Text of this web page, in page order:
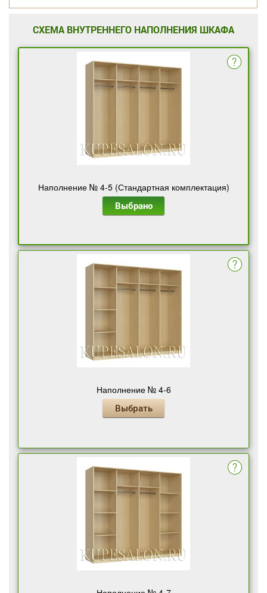
СХЕМА ВНУТРЕННЕГО НАПОЛНЕНИЯ ШКАФА
Наполнение № 4-5 (Стандартная комплектация)
Выбрано
Наполнение № 4-6
Выбрать